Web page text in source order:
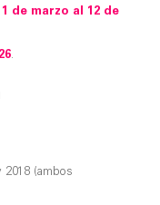
de marzo al 12 de
.
2018 (ambos